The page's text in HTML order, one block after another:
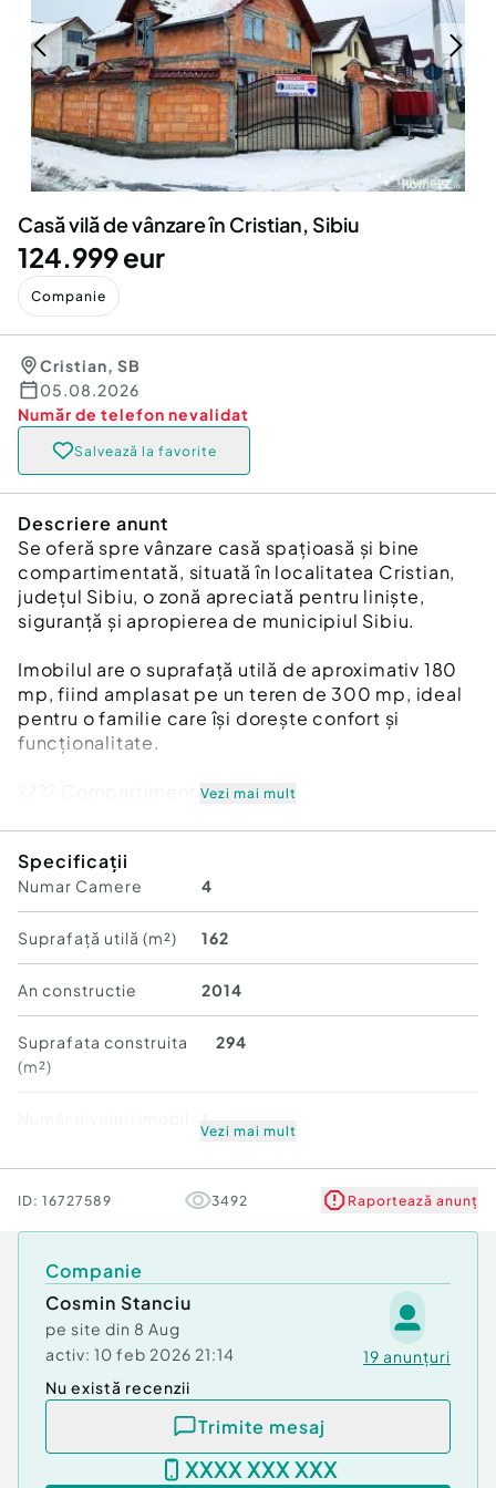
Servicii
Animale de companie
Afaceri și echipamente profesionale
Inchiriere Bunuri si Vehicule
Utilaje agricole si industriale
Piese auto si accesorii
Dacia Duster
Casă vilă de vânzare în Cristian, Sibiu
124.999 eur
Companie
Cristian, SB
05.08.2026
Număr de telefon nevalidat
Salvează la favorite
Descriere anunt
Se oferă spre vânzare casă spațioasă și bine
compartimentată, situată în localitatea Cristian,
județul Sibiu, o zonă apreciată pentru liniște,
siguranță și apropierea de municipiul Sibiu.
Imobilul are o suprafață utilă de aproximativ 180
mp, fiind amplasat pe un teren de 300 mp, ideal
pentru o familie care își dorește confort și
funcționalitate.
???? Compartimentare:
Living spațios
Bucătărie separată
2 băi
Balcon
1 spațiu de depozitare (pentru scule, mașină de
???? Dotări și utilități:
termică și fonică superioară
Apă și canalizare racordate
Contor de gaz montat pe gard
Curent electric disponibil în fața porții
Gard din zidărie cu fundație de beton
Vezi mai mult
Specificații
Numar Camere 4
Suprafață utilă (m²) 162
An constructie 2014
Suprafata construita
(m²)
294
Stare Nouă
Vezi mai mult
ID: 16727589 3492 Raportează anunț
Companie
Cosmin Stanciu
pe site din 8 Aug
activ: 10 feb 2026 21:14 19 anunțuri
Nu există recenzii
Trimite mesaj
XXXX XXX XXX